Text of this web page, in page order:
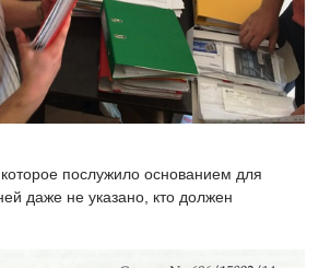
послужило основанием для
даже не указано, кто должен